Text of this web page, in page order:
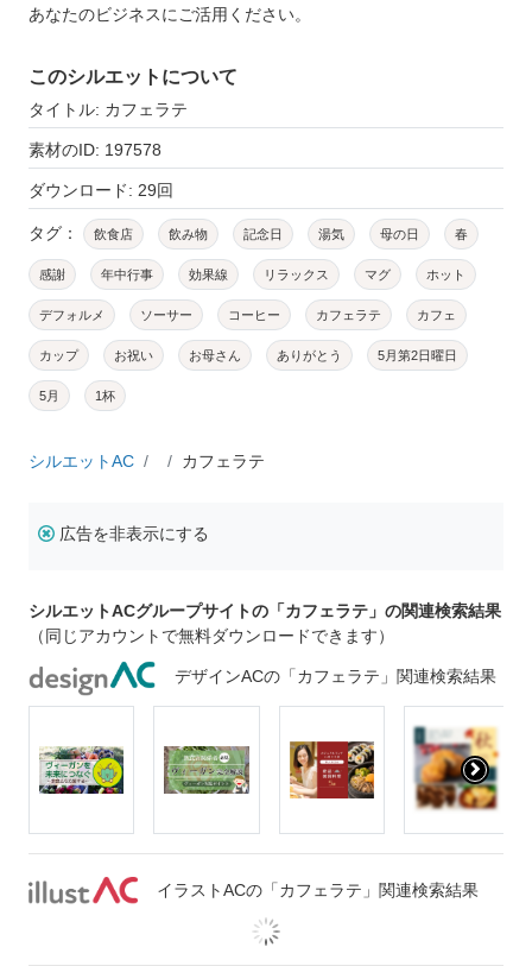
あなたのビジネスにご活用ください。
このシルエットについて
タイトル: カフェラテ
素材のID: 197578
ダウンロード: 29回
タグ： 飲食店 飲み物 記念日 湯気 母の日 春
感謝 年中行事 効果線 リラックス マグ ホット
デフォルメ ソーサー コーヒー カフェラテ カフェ
カップ お祝い お母さん ありがとう 5月第2日曜日
5月 1杯
シルエットAC カフェラテ
広告を非表示にする
シルエットACグループサイトの「カフェラテ」の関連検索結果
（同じアカウントで無料ダウンロードできます）
デザインACの「カフェラテ」関連検索結果
イラストACの「カフェラテ」関連検索結果